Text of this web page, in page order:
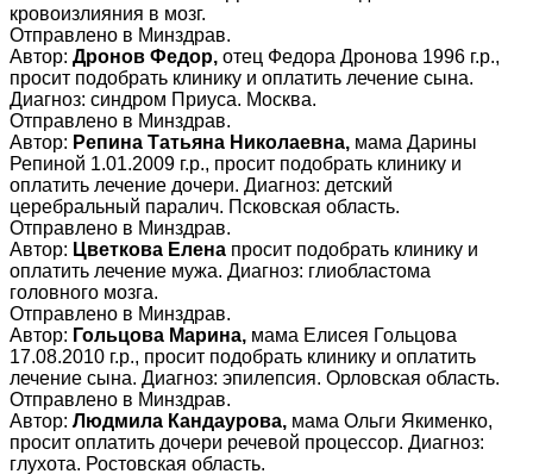
кровоизлияния в мозг.
Отправлено в Минздрав.
Автор: Дронов Федор, отец Федора Дронова 1996 г.р.,
просит подобрать клинику и оплатить лечение сына.
Диагноз: синдром Приуса. Москва.
Отправлено в Минздрав.
Автор: Репина Татьяна Николаевна, мама Дарины
Репиной 1.01.2009 г.р., просит подобрать клинику и
оплатить лечение дочери. Диагноз: детский
церебральный паралич. Псковская область.
Отправлено в Минздрав.
Автор: Цветкова Елена просит подобрать клинику и
оплатить лечение мужа. Диагноз: глиобластома
головного мозга.
Отправлено в Минздрав.
Автор: Гольцова Марина, мама Елисея Гольцова
17.08.2010 г.р., просит подобрать клинику и оплатить
лечение сына. Диагноз: эпилепсия. Орловская область.
Отправлено в Минздрав.
Автор: Людмила Кандаурова, мама Ольги Якименко,
просит оплатить дочери речевой процессор. Диагноз:
глухота. Ростовская область.